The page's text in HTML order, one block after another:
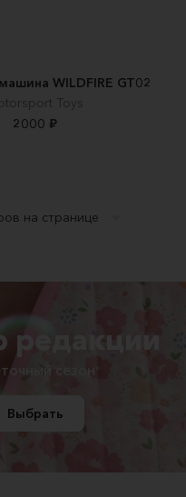
WILDFIRE GT02
Toys
2000 ₽
редакции
сезон
Выбрать